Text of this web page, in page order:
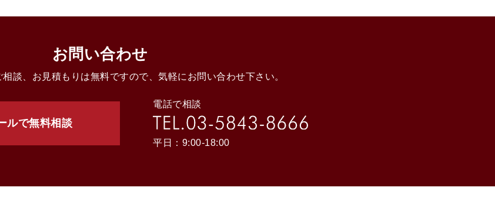
お問い合わせ
談、お見積もりは無料ですので、気軽にお問い合わせ下さい。
ルで無料相談
電話で相談
平日：9:00-18:00